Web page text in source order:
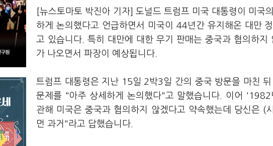
[뉴스토마토 박진아 기자] 도널드 트럼프 미국 대통령이 미국
하게 논의했다고 언급하면서 미국이 44년간 유지해온 대만
고 있습니다. 특히 대만에 대한 무기 판매는 중국과 협의하
가 나오면서 파장이 예상됩니다.
트럼프 대통령은 지난 15일 2박3일 간의 중국 방문을 마친
문제를 "아주 상세하게 논의했다"고 말했습니다. 이어
관해 미국은 중국과 협의하지 않겠다고 약속했는데 당신은
먼 과거"라고 답했습니다.